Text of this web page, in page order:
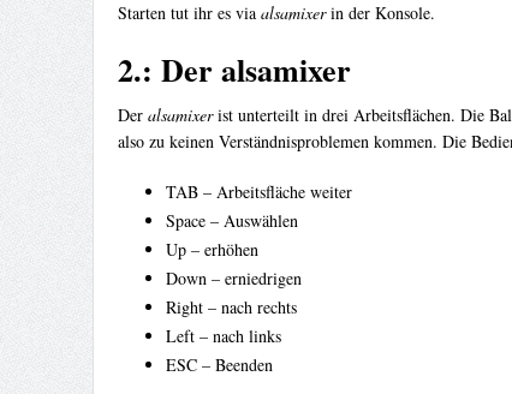
Starten tut ihr es via alsamixerin der Konsole.
2.: Der alsamixer
Der alsamixerist unterteilt in drei Arbeitsflächen. Die
also zu keinen Verständnisproblemen kommen. Die
TAB – Arbeitsfläche weiter
Space – Auswählen
Up – erhöhen
Down – erniedrigen
Right – nach rechts
Left – nach links
ESC – Beenden